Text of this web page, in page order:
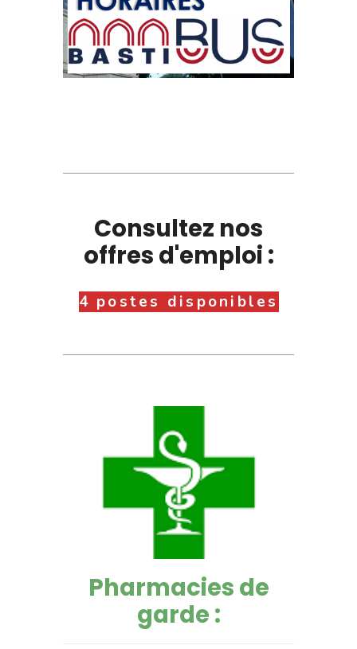
Consultez nos
offres d'emploi :
4 postes disponibles
Pharmacies de
garde :